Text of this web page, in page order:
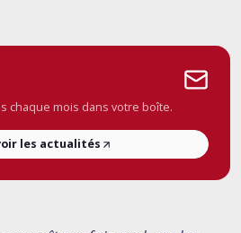
chaque mois dans votre boîte.
les actualités